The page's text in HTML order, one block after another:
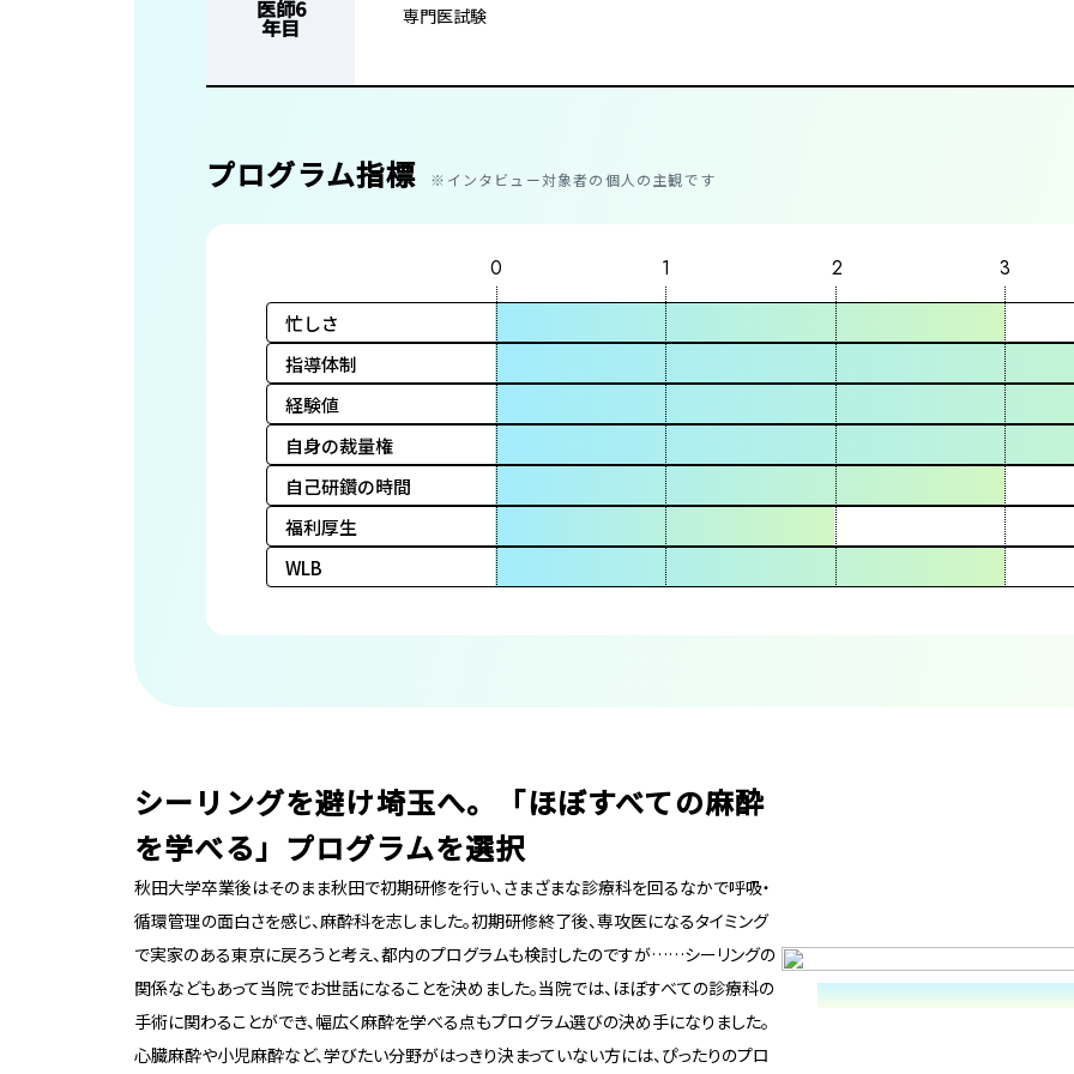
医師6
年目 専門医試験
プログラム指標 ※インタビュー対象者の個人の主観です
0 1 2 3
忙しさ
指導体制
経験値
自身の裁量権
自己研鑽の時間
福利厚生
WLB
シーリングを避け埼玉へ。「ほぼすべての麻酔
を学べる」プログラムを選択
秋田大学卒業後はそのまま秋田で初期研修を行い、さまざまな診療科を回るなかで呼吸・
循環管理の面白さを感じ、麻酔科を志しました。初期研修終了後、専攻医になるタイミング
で実家のある東京に戻ろうと考え、都内のプログラムも検討したのですが……シーリングの
関係などもあって当院でお世話になることを決めました。当院では、ほぼすべての診療科の
手術に関わることができ、幅広く麻酔を学べる点もプログラム選びの決め手になりました。
心臓麻酔や小児麻酔など、学びたい分野がはっきり決まっていない方には、ぴったりのプロ